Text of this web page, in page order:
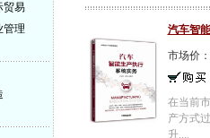
贸易
管理
汽车智
市场价：
在当前
产方式
升....